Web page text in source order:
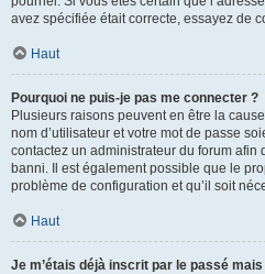
avez spécifiée était correcte, essayez de
Haut
Pourquoi ne puis-je pas me connecter ?
Plusieurs raisons peuvent en être la
nom d’utilisateur et votre mot de passe
contactez un administrateur du forum afin
banni. Il est également possible que le
problème de configuration et qu’il soit
Haut
Je m’étais déjà inscrit par le passé